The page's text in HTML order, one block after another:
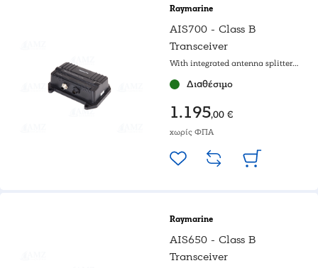
Raymarine
AIS700 - Class B
Transceiver
With integrated antenna splitter
Διαθέσιμο
1.195,00 €
χωρίς ΦΠΑ
Raymarine
AIS650 - Class B
Transceiver